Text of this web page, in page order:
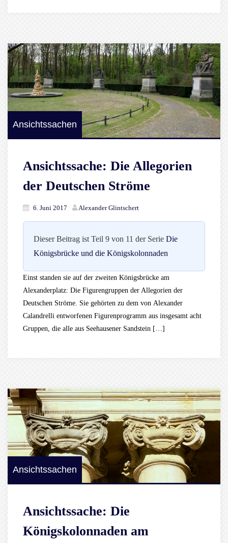
Ansichtssachen
Ansichtssache: Die Allegorien
der Deutschen Ströme
6. Juni 2017 Alexander Glintschert
Dieser Beitrag ist Teil 9 von 11 der Serie Die
Königsbrücke und die Königskolonnaden
Einst standen sie auf der zweiten Königsbrücke am
Alexanderplatz: Die Figurengruppen der Allegorien der
Deutschen Ströme. Sie gehörten zu dem von Alexander
Calandrelli entworfenen Figurenprogramm aus insgesamt acht
Gruppen, die alle aus Seehausener Sandstein […]
Ansichtssachen
Ansichtssache: Die
Königskolonnaden am